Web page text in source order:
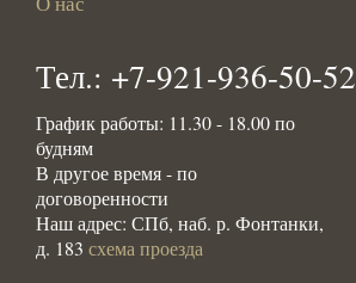
Тел.: +7-921-936-50-52
График работы: 11.30 - 18.00 по
будням
В другое время - по
договоренности
Наш адрес: СПб, наб. р. Фонтанки,
д. 183 схема проезда